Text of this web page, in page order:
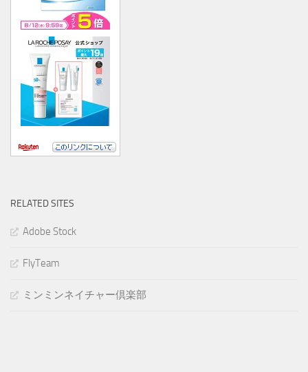
RELATED SITES
Adobe Stock
FlyTeam
ミンミンネイチャー倶楽部